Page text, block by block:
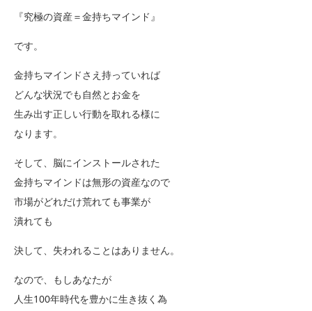
『究極の資産＝金持ちマインド』
です。
金持ちマインドさえ持っていれば
どんな状況でも自然とお金を
生み出す正しい行動を取れる様に
なります。
そして、脳にインストールされた
金持ちマインドは無形の資産なので
市場がどれだけ荒れても事業が
潰れても
決して、失われることはありません。
なので、もしあなたが
人生100年時代を豊かに生き抜く為